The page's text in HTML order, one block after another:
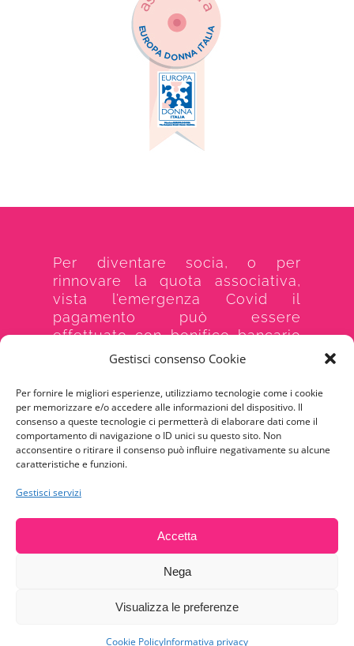
Gestisci consenso Cookie
Per fornire le migliori esperienze, utilizziamo tecnologie come i cookie
per memorizzare e/o accedere alle informazioni del dispositivo. Il
consenso a queste tecnologie ci permetterà di elaborare dati come il
comportamento di navigazione o ID unici su questo sito. Non
acconsentire o ritirare il consenso può influire negativamente su alcune
caratteristiche e funzioni.
Gestisci servizi
Accetta
Nega
Visualizza le preferenze
Cookie PolicyInformativa privacy
Per diventare socia, o per
rinnovare la quota associativa,
vista l’emergenza Covid il
pagamento può essere
effettuato con bonifico bancario
o postale. Per chi avesse
numero 3926436144
UNISCITI A NOI
2026 | Associazione Donne Insieme Onlus
Sito sviluppato da:Luca Giacinti - Servizi Informatici
Facebook